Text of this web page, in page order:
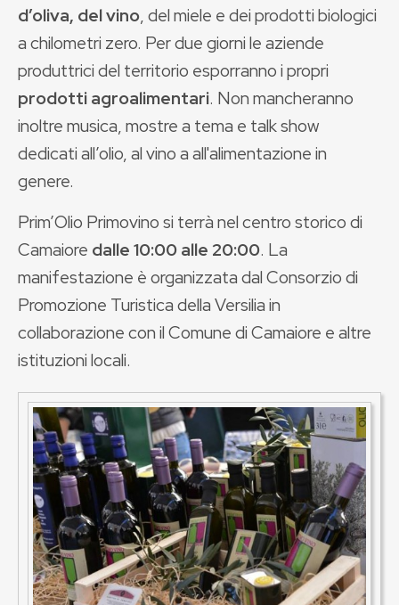
d’oliva, del vino, del miele e dei prodotti biologici
a chilometri zero. Per due giorni le aziende
produttrici del territorio esporranno i propri
prodotti agroalimentari. Non mancheranno
inoltre musica, mostre a tema e talk show
dedicati all’olio, al vino a all'alimentazione in
genere.
Prim’Olio Primovino si terrà nel centro storico di
Camaiore dalle 10:00 alle 20:00. La
manifestazione è organizzata dal Consorzio di
Promozione Turistica della Versilia in
collaborazione con il Comune di Camaiore e altre
istituzioni locali.